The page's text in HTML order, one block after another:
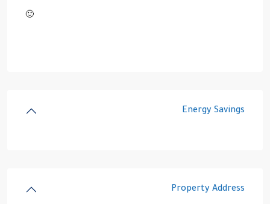
🙂
Energy Savings
Property Address